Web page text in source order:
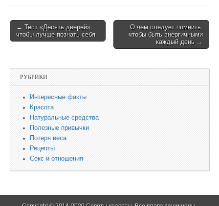
Post navigation
← Тест «Десять дверей»,
чтобы лучше познать себя
О чем следует помнить,
чтобы быть энергичными
каждый день →
РУБРИКИ
Интересные факты
Красота
Натуральные средства
Полезные привычки
Потеря веса
Рецепты
Секс и отношения